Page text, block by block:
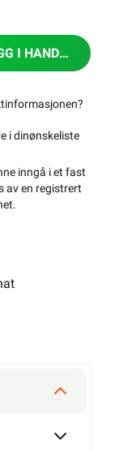
I HANDLEKURV
i dinønskeliste
inngå i et fast
av en registrert
.